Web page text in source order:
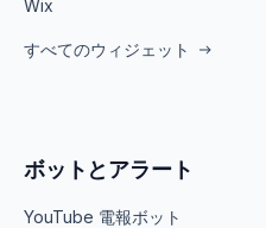
Wix
すべてのウィジェット
ボットとアラート
YouTube 電報ボット